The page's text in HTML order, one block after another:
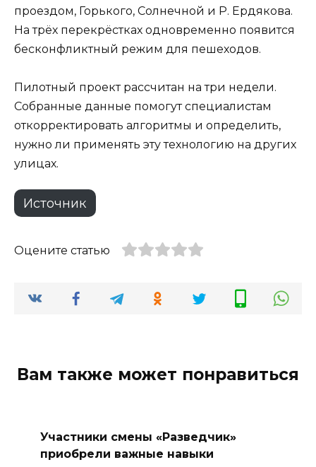
проездом, Горького, Солнечной и Р. Ердякова.
На трёх перекрёстках одновременно появится
бесконфликтный режим для пешеходов.
Пилотный проект рассчитан на три недели.
Собранные данные помогут специалистам
откорректировать алгоритмы и определить,
нужно ли применять эту технологию на других
улицах.
Источник
Оцените статью
Вам также может понравиться
Участники смены «Разведчик»
приобрели важные навыки